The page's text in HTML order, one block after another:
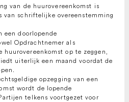
van de huurovereenkomst is
van schriftelijke overeenstemming
een doorlopende
Opdrachtnemer als
op te zeggen,
uiterlijk een maand voordat de
opzegging van een
wordt de lopende
telkens voortgezet voor